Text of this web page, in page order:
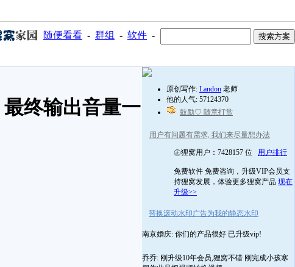
随便看看 - 群组 - 软件 -
原创写作: Landon 老师
他的人气: 57124370
鼓励♡ 随意打赏
用户有问题有需求, 我们来尽量想办法
㊣狸窝用户：7428157 位 用户排行
免费软件 免费咨询，升级VIP会员支
持狸窝发展，体验更多狸窝产品 现在
升级>>
替换滚动水印广告为我的静态水印
南京婚庆: 你们的产品很好 已升级vip!
乔乔: 刚升级10年会员,狸窝不错 刚完成小孩寒
终输出音量一